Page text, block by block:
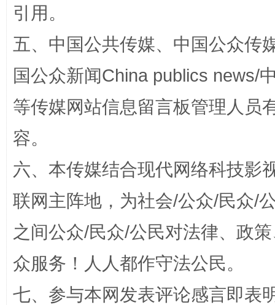
招工难、用工荒背后
网上购药对药下症？
引用。
五、中国公共传媒、中国公众传
国公众新闻China publics news/
等传媒网站信息留言板管理人员
容。
六、本传媒结合现代网络科技影
联网主阵地，为社会/公众/民众/
之间公众/民众/公民对法律、政
众服务！人人都作守法公民。
七、参与本网发表评论感言即表